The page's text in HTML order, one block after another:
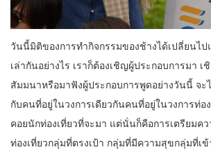
วันนี้มิติของการทำกิจกรรมของช้างได้เปลี่ยนไป
เล่ากันอย่างไร เราก็ต้องเชิญผู้ประกอบการมา
สัมมนาหรือมาฟังผู้ประกอบการพูดอย่างวันนี้ จะ
กับคนที่อยู่ในวงการเดียวกันคนที่อยู่ในวงการท่อ
คอยนักท่องเที่ยวที่จะมา แต่นั่นก็คือการเตรียมค
ท่องเที่ยวกลุ่มที่ตรงเป้า กลุ่มที่มีความสุขกลุ่มที่เ